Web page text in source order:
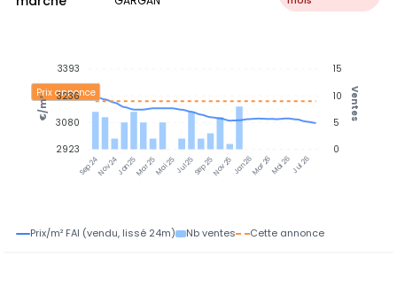
Sep 24Nov 24Jan 25Mar 25Mai 25Jul 25Sep 25Nov 25Jan 26Mar 26Mai 26Jul 26
Prix annonce
15
10
5
0
Ventes
3393
3236
3080
2923
€/m²
Prix/m² FAI (vendu, lissé 24m) Nb ventes Cette annonce